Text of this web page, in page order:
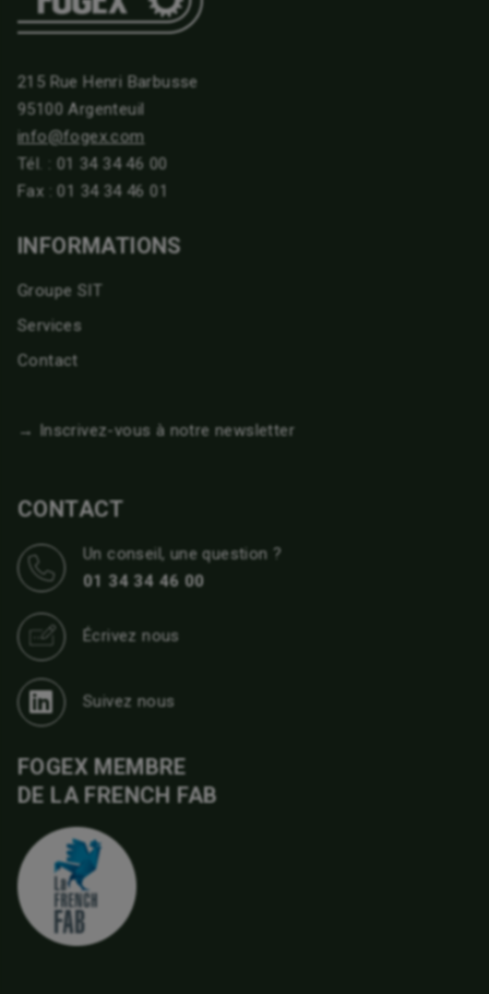
215 Rue Henri Barbusse
95100 Argenteuil
info@fogex.com
Tél. : 01 34 34 46 00
Fax : 01 34 34 46 01
INFORMATIONS
Groupe SIT
Services
Contact
→ Inscrivez-vous à notre newsletter
CONTACT
Un conseil, une question ?
01 34 34 46 00
Écrivez nous
Suivez nous
FOGEX MEMBRE
DE LA FRENCH FAB